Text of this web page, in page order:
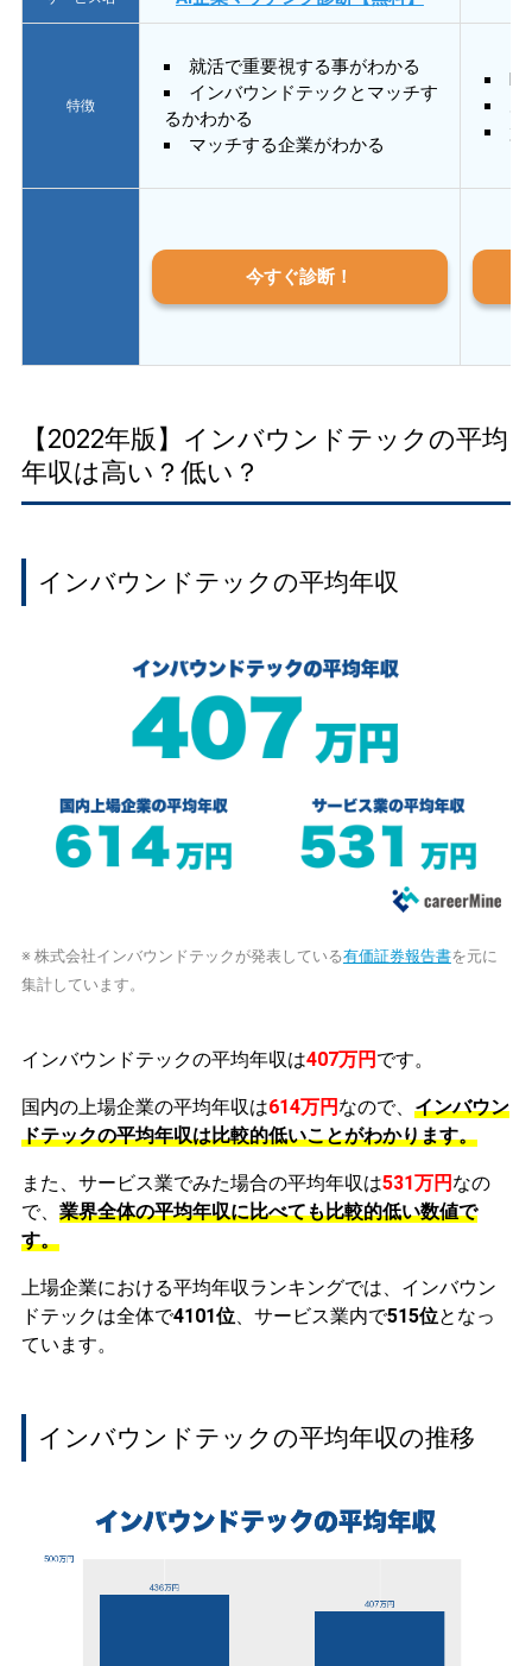
特徴
就活で重要視する事がわかる
インバウンドテックとマッチす
るかわかる
マッチする企業がわかる
質
今すぐ診断！
【2022年版】インバウンドテックの平均
年収は高い？低い？
インバウンドテックの平均年収
※ 株式会社インバウンドテックが発表している有価証券報告書を元に
集計しています。
インバウンドテックの平均年収は407万円 です。
国内の上場企業の平均年収は614万円 なので、 インバウン
ドテックの平均年収は比較的低いことがわかります。
また、サービス業でみた場合の平均年収は531万円 なの
で、 業界全体の平均年収に比べても比較的低い数値で
す。
上場企業における平均年収ランキングでは、インバウン
ドテックは全体で4101位、サービス業内で515位となっ
ています。
インバウンドテックの平均年収の推移